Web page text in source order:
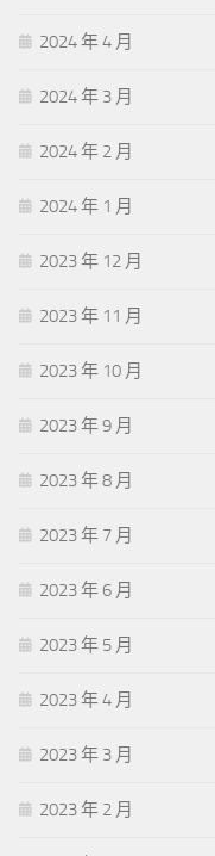
2024 年 4 月
2024 年 3 月
2024 年 2 月
2024 年 1 月
2023 年 12 月
2023 年 11 月
2023 年 10 月
2023 年 9 月
2023 年 8 月
2023 年 7 月
2023 年 6 月
2023 年 5 月
2023 年 4 月
2023 年 3 月
2023 年 2 月